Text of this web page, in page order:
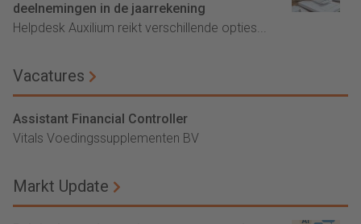
deelnemingen in de jaarrekening
Helpdesk Auxilium reikt verschillende opties...
Vacatures
Assistant Financial Controller
Vitals Voedingssupplementen BV
Markt Update